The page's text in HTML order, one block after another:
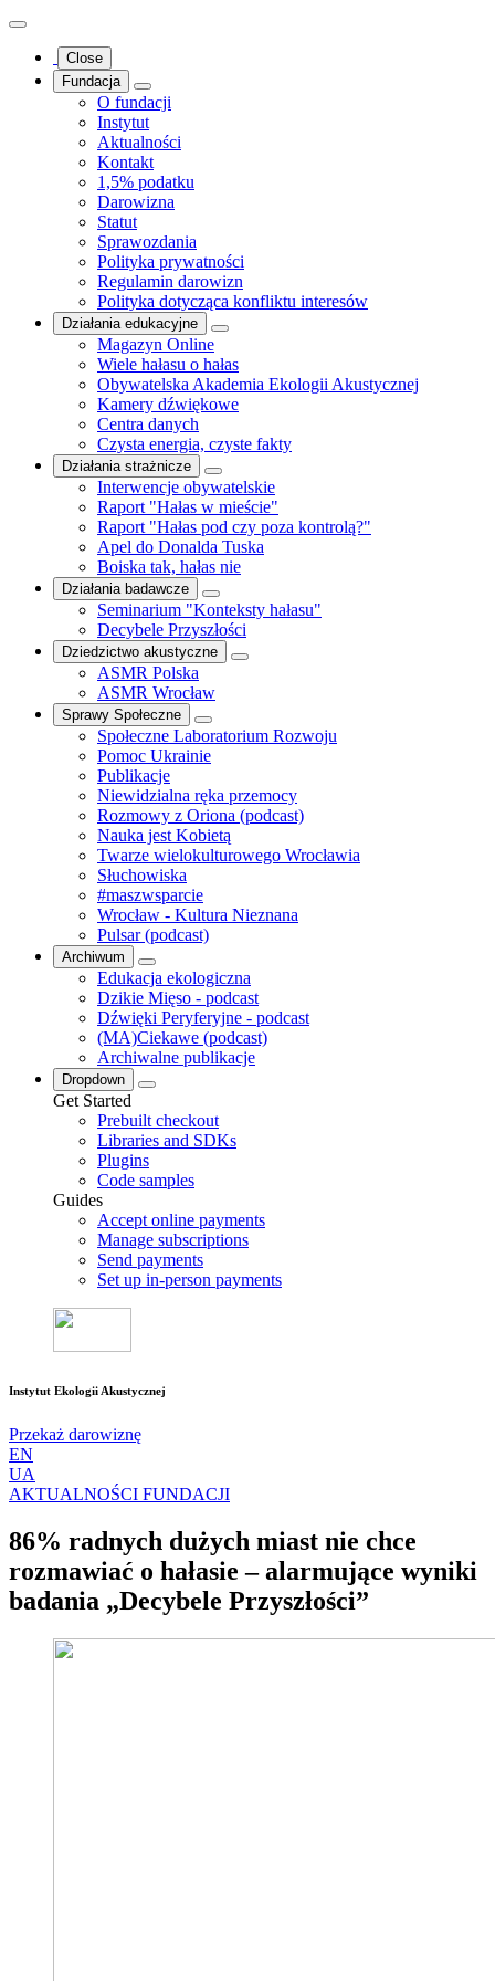
Close
Fundacja
O fundacji
Instytut
Aktualności
Kontakt
1,5% podatku
Darowizna
Statut
Sprawozdania
Polityka prywatności
Regulamin darowizn
Polityka dotycząca konfliktu interesów
Działania edukacyjne
Magazyn Online
Wiele hałasu o hałas
Obywatelska Akademia Ekologii Akustycznej
Kamery dźwiękowe
Centra danych
Czysta energia, czyste fakty
Działania strażnicze
Interwencje obywatelskie
Raport "Hałas w mieście"
Raport "Hałas pod czy poza kontrolą?"
Apel do Donalda Tuska
Boiska tak, hałas nie
Działania badawcze
Seminarium "Konteksty hałasu"
Decybele Przyszłości
Dziedzictwo akustyczne
ASMR Polska
ASMR Wrocław
Sprawy Społeczne
Społeczne Laboratorium Rozwoju
Pomoc Ukrainie
Publikacje
Niewidzialna ręka przemocy
Rozmowy z Oriona (podcast)
Nauka jest Kobietą
Twarze wielokulturowego Wrocławia
Słuchowiska
#maszwsparcie
Wrocław - Kultura Nieznana
Pulsar (podcast)
Archiwum
Edukacja ekologiczna
Dzikie Mięso - podcast
Dźwięki Peryferyjne - podcast
(MA)Ciekawe (podcast)
Archiwalne publikacje
Dropdown
Get Started
Prebuilt checkout
Libraries and SDKs
Plugins
Code samples
Guides
Accept online payments
Manage subscriptions
Send payments
Set up in-person payments
Instytut Ekologii Akustycznej
Przekaż darowiznę
EN
UA
AKTUALNOŚCI FUNDACJI
86% radnych dużych miast nie chce
rozmawiać o hałasie – alarmujące wyniki
badania „Decybele Przyszłości”